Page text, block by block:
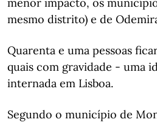
mesmo distrito) e de
Quarenta e uma pessoas
quais com gravidade - uma
internada em Lisboa.
Segundo o município de